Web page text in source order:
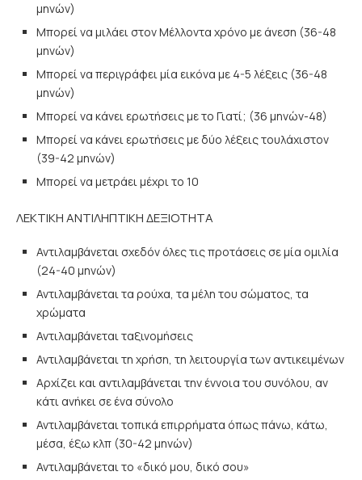
μηνών)
Μπορεί να μιλάει στον Μέλλοντα χρόνο με άνεση (36-48
μηνών)
Μπορεί να περιγράφει μία εικόνα με 4-5 λέξεις (36-48
μηνών)
Μπορεί να κάνει ερωτήσεις με το Γιατί; (36 μηνών-48)
Μπορεί να κάνει ερωτήσεις με δύο λέξεις τουλάχιστον
(39-42 μηνών)
Μπορεί να μετράει μέχρι το 10
ΛΕΚΤΙΚΗ ΑΝΤΙΛΗΠΤΙΚΗ ΔΕΞΙΟΤΗΤΑ
Αντιλαμβάνεται σχεδόν όλες τις προτάσεις σε μία ομιλία
(24-40 μηνών)
Αντιλαμβάνεται τα ρούχα, τα μέλη του σώματος, τα
χρώματα
Αντιλαμβάνεται ταξινομήσεις
Αντιλαμβάνεται τη χρήση, τη λειτουργία των αντικειμένων
Αρχίζει και αντιλαμβάνεται την έννοια του συνόλου, αν
κάτι ανήκει σε ένα σύνολο
Αντιλαμβάνεται τοπικά επιρρήματα όπως πάνω, κάτω,
μέσα, έξω κλπ (30-42 μηνών)
Αντιλαμβάνεται το «δικό μου, δικό σου»